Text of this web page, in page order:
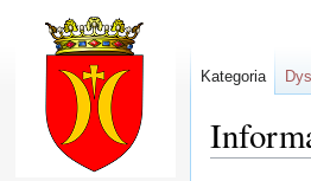
Kategoria